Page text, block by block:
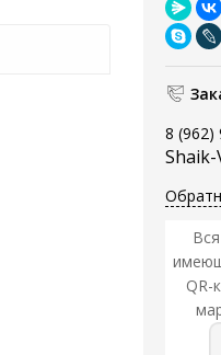
8 (962)
Shaik-
QR-